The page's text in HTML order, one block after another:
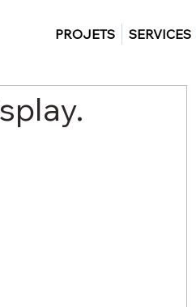
PROJETS SERVICES